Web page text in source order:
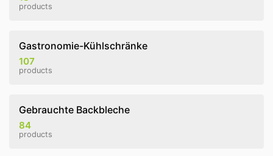
products
Gastronomie-Kühlschränke
107
products
Gebrauchte Backbleche
84
products